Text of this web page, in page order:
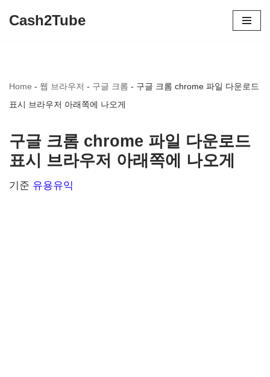
로
건
뛰
기
Cash2Tube
Home - 웹 브라우저 - 구글 크롬 - 구글 크롬 chrome 파일 다운로드
표시 브라우저 아래쪽에 나오게
구글 크롬 chrome 파일 다운로드
표시 브라우저 아래쪽에 나오게
기준 유용유익